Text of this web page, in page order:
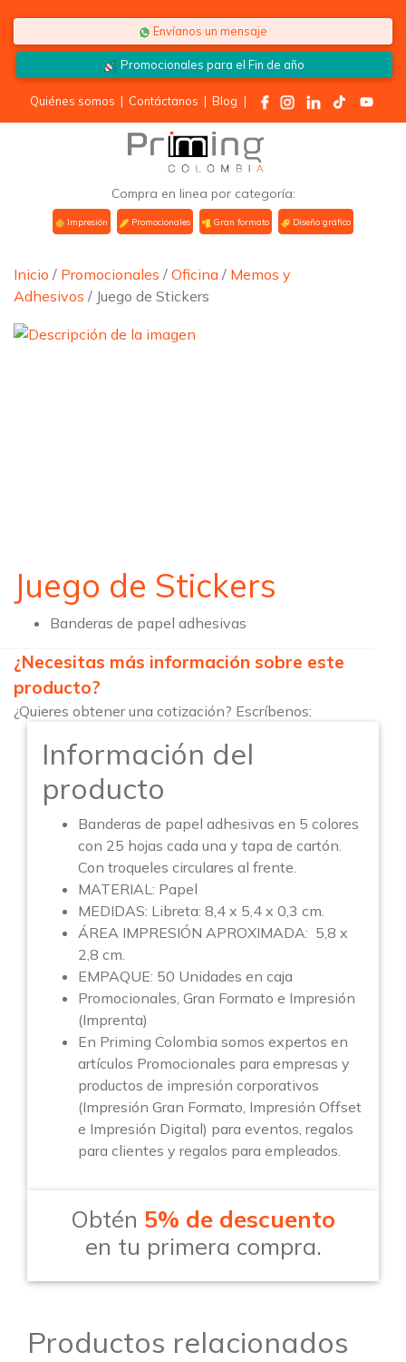
Envíanos un mensaje
Promocionales para elFin de año
Quiénes somos | Contáctanos | Blog |
Compra en linea por categoría:
Impresión Promocionales Gran formato Diseño gráfico
Inicio / Promocionales / Oficina / Memos y
Adhesivos / Juego de Stickers
Juego de Stickers
Banderas de papel adhesivas
¿Necesitas más información sobre este
producto?
¿Quieres obtener una cotización? Escríbenos:
Información del
producto
Banderas de papel adhesivas en 5 colores
con 25 hojas cada una y tapa de cartón.
Con troqueles circulares al frente.
MATERIAL: Papel
MEDIDAS: Libreta: 8,4 x 5,4 x 0,3 cm.
ÁREA IMPRESIÓN APROXIMADA: 5,8 x
2,8 cm.
EMPAQUE: 50 Unidades en caja
Promocionales, Gran Formato e Impresión
(Imprenta)
En Priming Colombia somos expertos en
artículos Promocionales para empresas y
productos de impresión corporativos
(Impresión Gran Formato, Impresión Offset
e Impresión Digital) para eventos, regalos
para clientes y regalos para empleados.
Obtén 5% de descuento
en tu primera compra.
Productos relacionados